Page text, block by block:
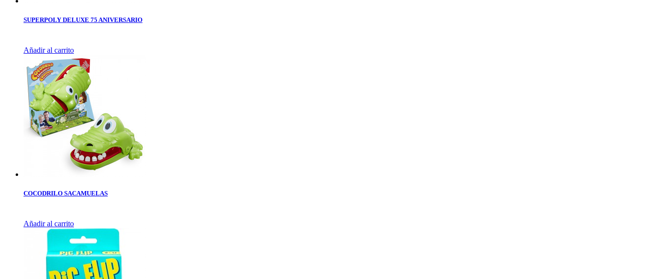
SUPERPOLY DELUXE 75 ANIVERSARIO
Añadir al carrito
COCODRILO SACAMUELAS
Añadir al carrito